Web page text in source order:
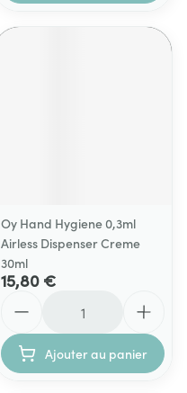
Oy Hand Hygiene 0,3ml
Airless Dispenser Creme
30ml
15,80 €
Ajouter au panier